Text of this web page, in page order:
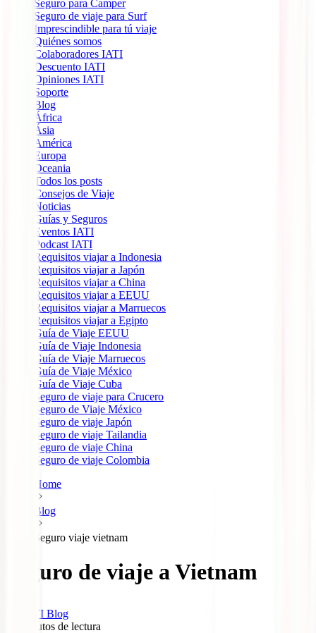
Seguro para Camper
Seguro de viaje para Surf
Imprescindible para tú viaje
Quiénes somos
Colaboradores IATI
Descuento IATI
Opiniones IATI
Soporte
Blog
África
Ásia
América
Europa
Oceania
Todos los posts
Consejos de Viaje
Noticias
Guías y Seguros
Eventos IATI
Podcast IATI
Requisitos viajar a Indonesia
Requisitos viajar a Japón
Requisitos viajar a China
Requisitos viajar a EEUU
Requisitos viajar a Marruecos
Requisitos viajar a Egipto
Guía de Viaje EEUU
Guía de Viaje Indonesia
Guía de Viaje Marruecos
Guía de Viaje México
Guía de Viaje Cuba
Seguro de viaje para Crucero
Seguro de Viaje México
Seguro de viaje Japón
Seguro de viaje Tailandia
Seguro de viaje China
Seguro de viaje Colombia
Home
Blog
Seguro viaje vietnam
Seguro de viaje a Vietnam
IATI Blog
minutos de lectura